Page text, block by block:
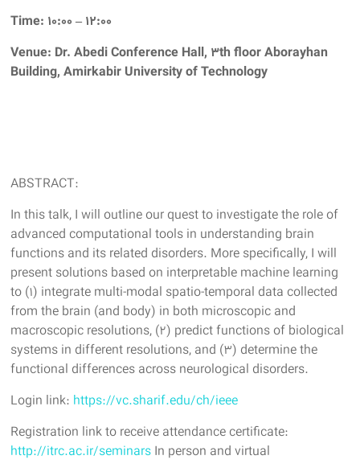
Time: 10:00 – 12:00
Venue: Dr. Abedi Conference Hall, 3th floor Aborayhan
Building, Amirkabir University of Technology
ABSTRACT:
In this talk, I will outline our quest to investigate the role of
advanced computational tools in understanding brain
functions and its related disorders. More specifically, I will
present solutions based on interpretable machine learning
to (1) integrate multi-modal spatio-temporal data collected
from the brain (and body) in both microscopic and
macroscopic resolutions, (2) predict functions of biological
systems in different resolutions, and (3) determine the
functional differences across neurological disorders.
Login link: https://vc.sharif.edu/ch/ieee
Registration link to receive attendance certificate:
http://itrc.ac.ir/seminars In person and virtual